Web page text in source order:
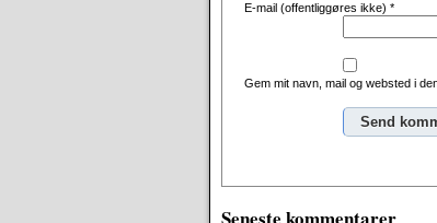
E-mail (offentliggøres ikke) *
Gem mit navn, mail og websted i